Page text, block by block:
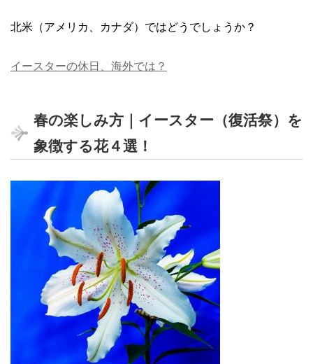
北米（アメリカ、カナダ）ではどうでしょうか？
イースターの休日、海外では？
春の楽しみ方｜イースター（復活祭）を
象徴する花４選！